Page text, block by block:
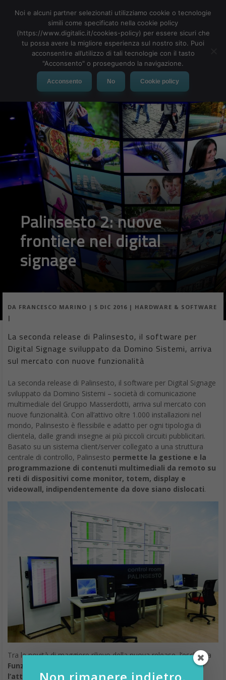
MENU
Palinsesto 2: nuove
frontiere nel digital
signage
DA FRANCESCO MARINO | 5 DIC 2016 | HARDWARE & SOFTWARE
|
La seconda release di Palinsesto, il software per
Digital Signage sviluppato da Domino Sistemi, arriva
sul mercato con nuove funzionalità
La seconda release di Palinsesto, il software per Digital Signage
sviluppato da Domino Sistemi – società di comunicazione
multimediale del Gruppo Masserdotti, arriva sul mercato con
nuove funzionalità. Con all’attivo oltre 1.000 installazioni nel
mondo, Palinsesto è flessibile e adatto per ogni tipologia di
clientela, dalle grandi insegne ai più piccoli circuiti pubblicitari.
Basato su un sistema client/server collegato a una struttura
centrale di controllo, Palinsesto permette la gestione e la
programmazione di contenuti multimediali da remoto su
reti di dispositivi come monitor, totem, display e
videowall, indipendentemente da dove siano dislocati.
Tra le novità di maggiore rilievo della nuova release, l’esclusiva
Funzione Consolle che permette all’utente di regolare
l’attivazione e la programmazione dei contenuti
Non rimanere indietro,
Noi e alcuni partner selezionati utilizziamo cookie o tecnologie
simili come specificato nella cookie policy
(https://www.digitalic.it/cookies-policy) per essere sicuri che
tu possa avere la migliore esperienza sul nostro sito. Puoi
acconsentire all’utilizzo di tali tecnologie con il tasto
"Acconsento" o proseguendo la navigazione.
Acconsento No Cookie policy